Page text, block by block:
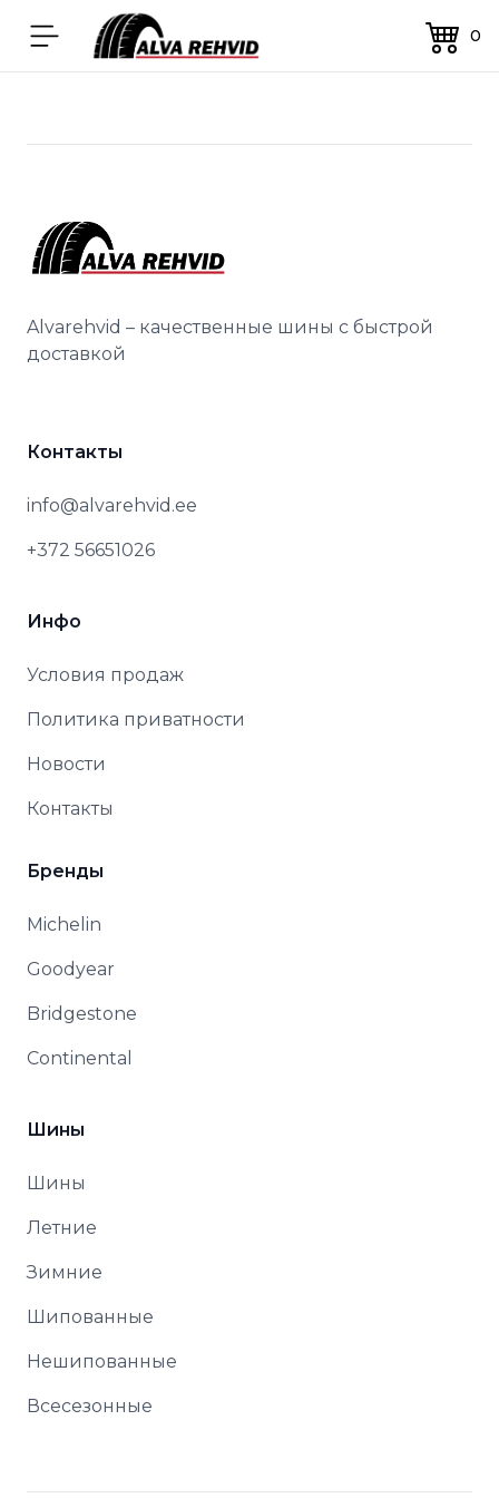
Открыть меню
Alvarehvid
0
Alvarehvid – качественные шины с быстрой
доставкой
Контакты
info@alvarehvid.ee
+372 56651026
Инфо
Условия продаж
Политика приватности
Новости
Контакты
Бренды
Michelin
Goodyear
Bridgestone
Continental
Шины
Шины
Летние
Зимние
Шипованные
Нешипованные
Всесезонные